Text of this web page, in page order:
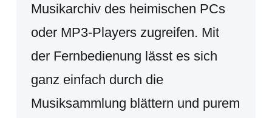
Musikarchiv des heimischen PCs
oder MP3-Players zugreifen. Mit
der Fernbedienung lässt es sich
ganz einfach durch die
Musiksammlung blättern und purem